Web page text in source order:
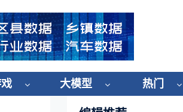
大模型 热门